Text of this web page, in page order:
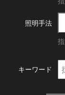
照明手法
キーワード